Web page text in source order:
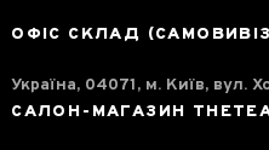
ОФІС СКЛАД
Україна, 04071, м. Київ, вул.
САЛОН-МАГАЗИН